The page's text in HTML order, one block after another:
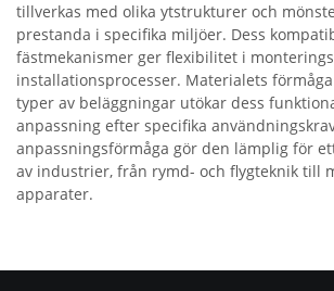
tillverkas med olika ytstrukturer och
prestanda i specifika miljöer. Dess
fästmekanismer ger flexibilitet i
installationsprocesser. Materialets
typer av beläggningar utökar dess
anpassning efter specifika
anpassningsförmåga gör den lämplig för
av industrier, från rymd- och flygteknik till
apparater.